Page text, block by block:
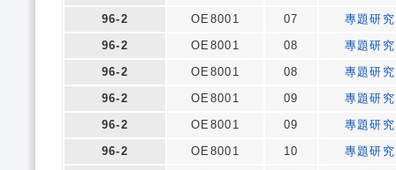
96-2
OE8001 07
專題研究
96-2
OE8001 08
專題研究
96-2
OE8001 08
專題研究
96-2
OE8001 09
專題研究
96-2
OE8001 09
專題研究
96-2
OE8001 10
專題研究